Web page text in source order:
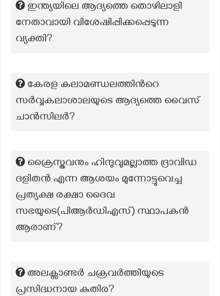
ഇന്ത്യയിലെ ആദ്യത്തെ തൊഴിലാളി
നേതാവായി വിശേഷിപ്പിക്കപ്പെടുന്ന
വ്യക്തി?
കേരള കലാമണ്ഡലത്തിന്‍റെ
സർവ്വകലാശാലയുടെ ആദ്യത്തെ വൈസ്
ചാൻസിലർ?
ക്രൈസ്തവനും ഹിന്ദുവുമല്ലാത്ത ദ്രാവിഡ
ദളിതൻ എന്ന ആശയം മുന്നോട്ടുവെച്ച
പ്രത്യക്ഷ രക്ഷാ ദൈവ
സഭയുടെ(പിആർഡിഎസ്) സ്ഥാപകൻ
ആരാണ്?
അലക്സാണ്ടർ ചക്രവർത്തിയുടെ
പ്രസിദ്ധനായ കുതിര?